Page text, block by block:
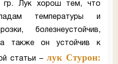
Лук хорош тем, что
температуры и
болезнеустойчив,
также он устойчив к
статьи – лук Стурон: